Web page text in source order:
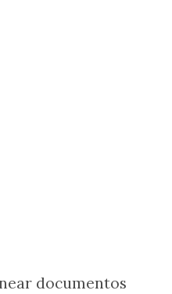
documentos